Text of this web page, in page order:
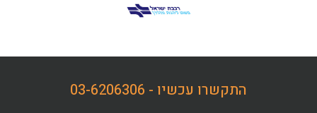
התקשרו עכשיו - 03-6206306